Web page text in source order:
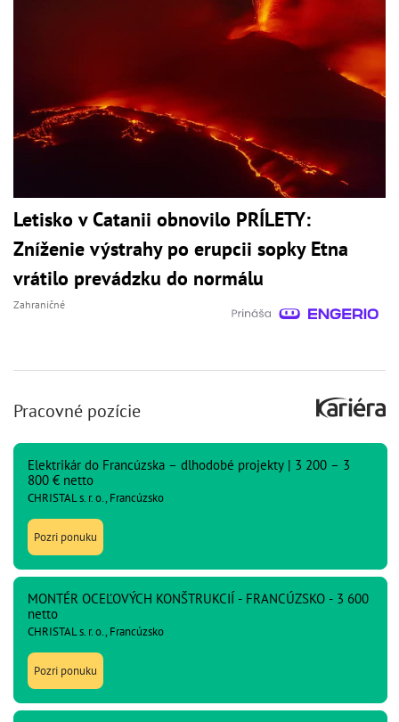
Letisko v Catanii obnovilo PRÍLETY:
Zníženie výstrahy po erupcii sopky Etna
vrátilo prevádzku do normálu
Zahraničné
Pracovné pozície
Elektrikár do Francúzska – dlhodobé projekty | 3 200 – 3
800 € netto
CHRISTAL s. r. o., Francúzsko
Pozri ponuku
MONTÉR OCEĽOVÝCH KONŠTRUKCIÍ - FRANCÚZSKO - 3 600
netto
CHRISTAL s. r. o., Francúzsko
Pozri ponuku